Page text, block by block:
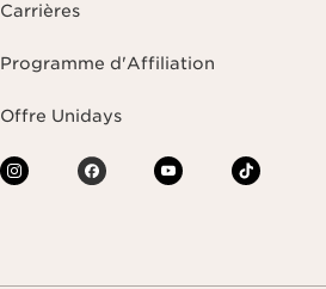
Carrières
Programme d'Affiliation
Offre Unidays